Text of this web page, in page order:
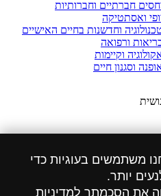
משתמשים בעוגיות כדי
יותר.
את הסכמתך למדיניות
חברתיים וחברותיות
ואסתטיקה
וחדשנות בחיים האישיים
ורפואה
וקיימות
וסגנון חיים